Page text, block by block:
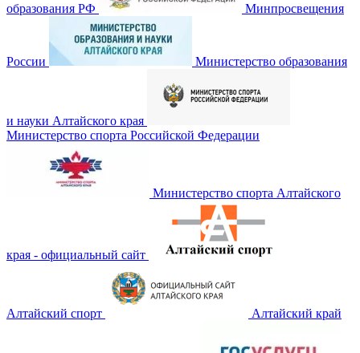
образования РФ Минпросвещения
России Министерство образования
и науки Алтайского края
Министерство спорта Российской Федерации
Министерство спорта Алтайского
края - официальный сайт
Алтайский спорт Алтайский край